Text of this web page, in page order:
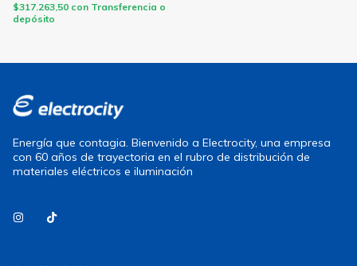
$317.263,50 con Transferencia o
depósito
Energía que contagia. Bienvenido a Electrocity, una empresa
con 60 años de trayectoria en el rubro de distribución de
materiales eléctricos e iluminación